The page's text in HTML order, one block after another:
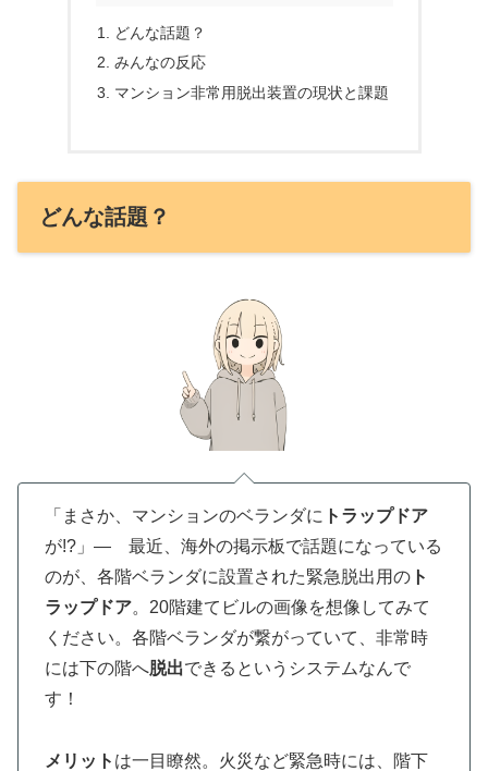
どんな話題？
みんなの反応
マンション非常用脱出装置の現状と課題
どんな話題？
「まさか、マンションのベランダに トラップドア
が!?」― 最近、海外の掲示板で話題になっている
のが、各階ベランダに設置された緊急脱出用の ト
ラップドア。20階建てビルの画像を想像してみて
ください。各階ベランダが繋がっていて、非常時
には下の階へ脱出できるというシステムなんで
す！
メリット は一目瞭然。火災など緊急時には、階下